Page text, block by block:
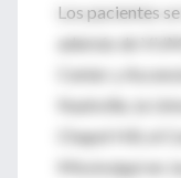
Los pacientes
además de
Center y
Nashville, la
Chapel Hill, el
Mississippi en